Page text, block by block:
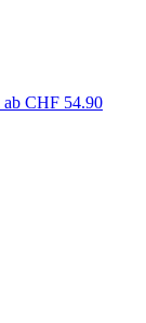
ab CHF 54.90